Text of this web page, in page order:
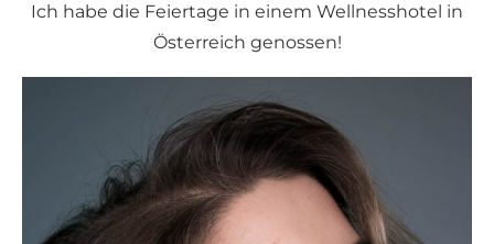
Ich habe die Feiertage in einem Wellnesshotel in
Österreich genossen!